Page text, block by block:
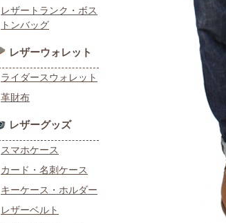
レザートランク・ボス
トンバッグ
レザーウォレット
ライダースウォレット
革財布
レザーグッズ
スマホケース
カード・名刺ケース
キーケース・ホルダー
レザーベルト